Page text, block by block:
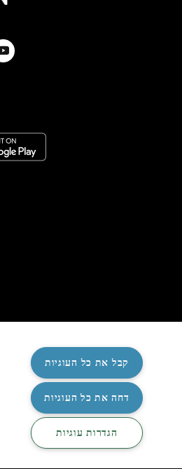
קבל את כל העוגיות
‏דחה את כל העוגיות
‏הגדרות עוגיות